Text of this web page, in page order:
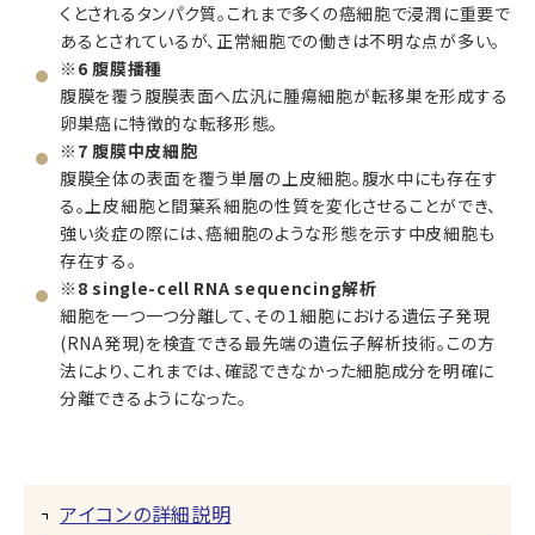
くとされるタンパク質。これまで多くの癌細胞で浸潤に重要で
あるとされているが、正常細胞での働きは不明な点が多い。
※6 腹膜播種
腹膜を覆う腹膜表面へ広汎に腫瘍細胞が転移巣を形成する
卵巣癌に特徴的な転移形態。
※7 腹膜中皮細胞
腹膜全体の表面を覆う単層の上皮細胞。腹水中にも存在す
る。上皮細胞と間葉系細胞の性質を変化させることができ、
強い炎症の際には、癌細胞のような形態を示す中皮細胞も
存在する。
※8 single-cell RNA sequencing解析
細胞を一つ一つ分離して、その１細胞における遺伝子発現
(RNA発現)を検査できる最先端の遺伝子解析技術。この方
法により、これまでは、確認できなかった細胞成分を明確に
分離できるようになった。
アイコンの詳細説明